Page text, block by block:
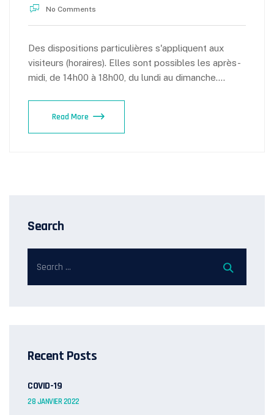
No Comments
Des dispositions particulières s'appliquent aux
visiteurs (horaires). Elles sont possibles les après-
midi, de 14h00 à 18h00, du lundi au dimanche.…
Read More
Search
Recent Posts
COVID-19
28 JANVIER 2022